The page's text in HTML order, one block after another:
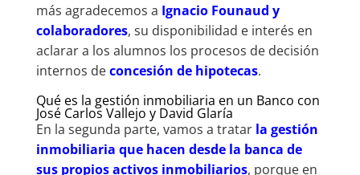
más agradecemos a Ignacio Founaud y
colaboradores, su disponibilidad e interés en
aclarar a los alumnos los procesos de decisión
internos deconcesión de hipotecas.
Qué es la gestión inmobiliaria en un Banco con
José Carlos Vallejo y David Glaría
En la segunda parte, vamos a tratar la gestión
inmobiliaria que hacen desde la banca de
sus propios activos inmobiliarios, porque en